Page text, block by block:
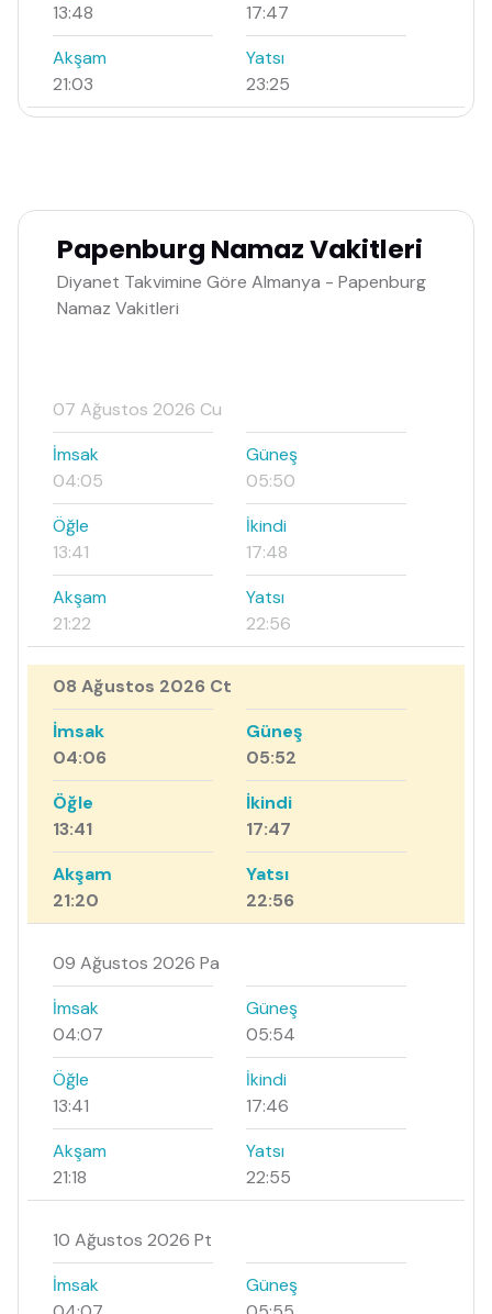
13:48
17:47
Akşam
21:03
Yatsı
23:25
Papenburg Namaz Vakitleri
Diyanet Takvimine Göre Almanya - Papenburg
Namaz Vakitleri
07 Ağustos 2026 Cu
İmsak
04:05
Güneş
05:50
Öğle
13:41
İkindi
17:48
Akşam
21:22
Yatsı
22:56
08 Ağustos 2026 Ct
İmsak
04:06
Güneş
05:52
Öğle
13:41
İkindi
17:47
Akşam
21:20
Yatsı
22:56
09 Ağustos 2026 Pa
İmsak
04:07
Güneş
05:54
Öğle
13:41
İkindi
17:46
Akşam
21:18
Yatsı
22:55
10 Ağustos 2026 Pt
İmsak
Güneş